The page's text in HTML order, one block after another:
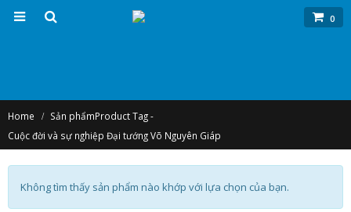
0
Home Sản phẩmProduct Tag -
Cuộc đời và sự nghiệp Đại tướng Võ Nguyên Giáp
Không tìm thấy sản phẩm nào khớp với lựa chọn của bạn.